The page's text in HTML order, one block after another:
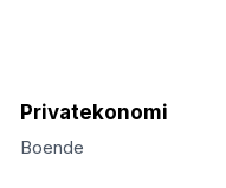
Privatekonomi
Boende